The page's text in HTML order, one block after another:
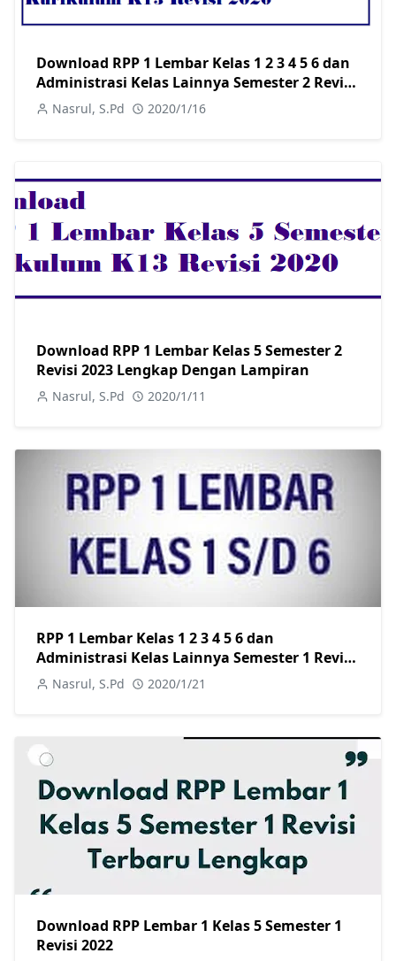
Download RPP 1 Lembar Kelas 1 2 3 4 5 6 dan
Administrasi Kelas Lainnya Semester 2 Revisi
2022Nasrul, S.Pd 2020/1/16
Download RPP 1 Lembar Kelas 5 Semester 2
Revisi 2023 Lengkap Dengan Lampiran
Nasrul, S.Pd 2020/1/11
RPP 1 Lembar Kelas 1 2 3 4 5 6 dan
Administrasi Kelas Lainnya Semester 1 Revisi
2022Nasrul, S.Pd 2020/1/21
Download RPP Lembar 1 Kelas 5 Semester 1
Revisi 2022